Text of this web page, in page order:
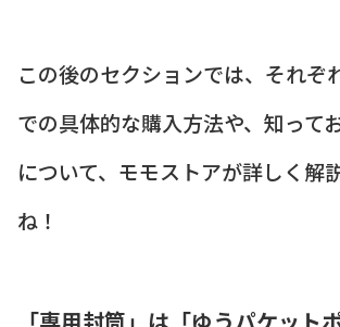
この後のセクションでは、それぞ
での具体的な購入方法や、知って
について、モモストアが詳しく解
ね！
「専用封筒」は「ゆうパケット